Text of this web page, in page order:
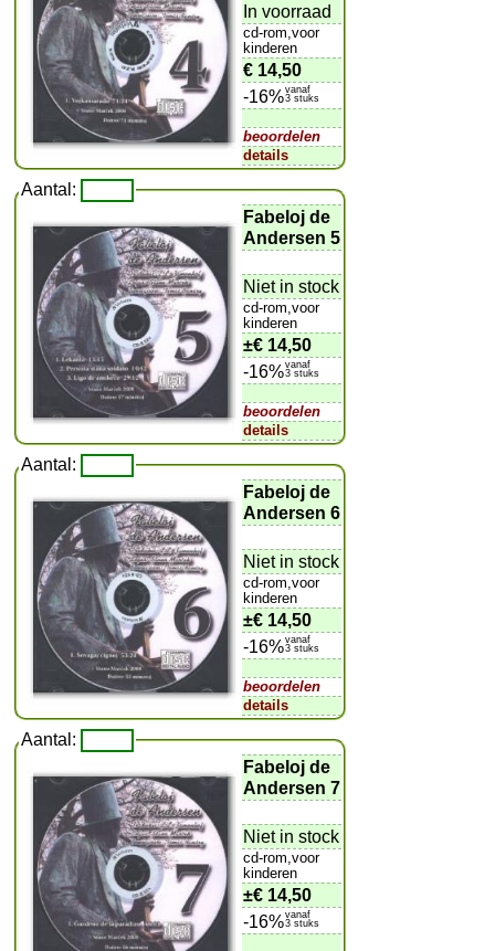
In voorraad
cd-rom,voor
kinderen
€ 14,50
-16%vanaf
3 stuks
beoordelen
details
Aantal:
Fabeloj de
Andersen 5
Niet in stock
cd-rom,voor
kinderen
±€ 14,50
-16%vanaf
3 stuks
beoordelen
details
Aantal:
Fabeloj de
Andersen 6
Niet in stock
cd-rom,voor
kinderen
±€ 14,50
-16%vanaf
3 stuks
beoordelen
details
Aantal:
Fabeloj de
Andersen 7
Niet in stock
cd-rom,voor
kinderen
±€ 14,50
-16%vanaf
3 stuks